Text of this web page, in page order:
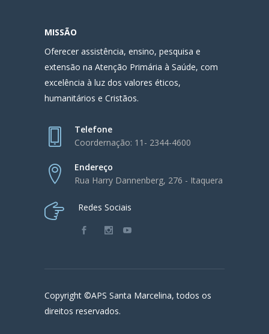
MISSÃO
Oferecer assistência, ensino, pesquisa e
extensão na Atenção Primária à Saúde, com
excelência à luz dos valores éticos,
humanitários e Cristãos.
Telefone
Coordernação: 11- 2344-4600
Endereço
Rua Harry Dannenberg, 276 - Itaquera
Redes Sociais
Copyright ©APS Santa Marcelina, todos os
direitos reservados.